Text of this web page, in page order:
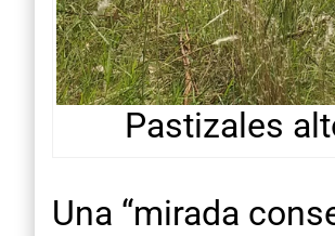
Pastizales
Una “mirada